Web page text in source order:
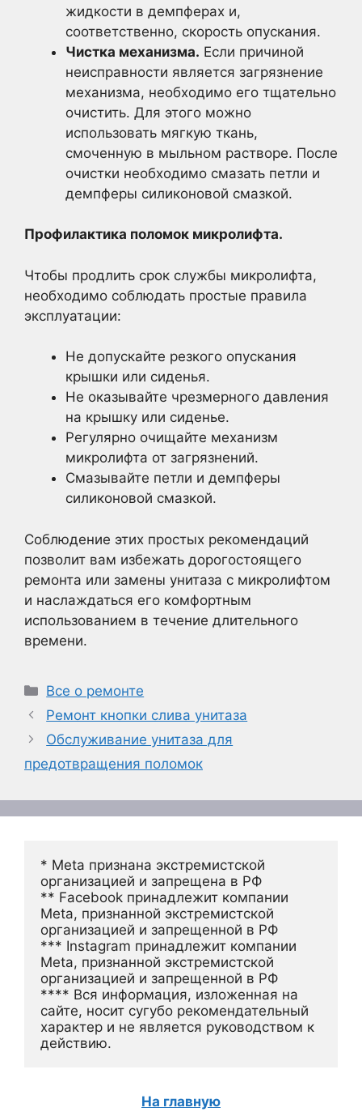
жидкости в демпферах и,
соответственно, скорость опускания.
Чистка механизма. Если причиной
неисправности является загрязнение
механизма, необходимо его тщательно
очистить. Для этого можно
использовать мягкую ткань,
смоченную в мыльном растворе. После
очистки необходимо смазать петли и
демпферы силиконовой смазкой.
Профилактика поломок микролифта.
Чтобы продлить срок службы микролифта,
необходимо соблюдать простые правила
эксплуатации:
Не допускайте резкого опускания
крышки или сиденья.
Не оказывайте чрезмерного давления
на крышку или сиденье.
Регулярно очищайте механизм
микролифта от загрязнений.
Смазывайте петли и демпферы
силиконовой смазкой.
Соблюдение этих простых рекомендаций
позволит вам избежать дорогостоящего
ремонта или замены унитаза с микролифтом
и наслаждаться его комфортным
использованием в течение длительного
времени.
Рубрики
Все о ремонте
Ремонт кнопки слива унитаза
Обслуживание унитаза для
предотвращения поломок
* Meta признана экстремистской
организацией и запрещена в РФ
** Facebook принадлежит компании
Meta, признанной экстремистской
организацией и запрещенной в РФ
*** Instagram принадлежит компании
Meta, признанной экстремистской
организацией и запрещенной в РФ
**** Вся информация, изложенная на
сайте, носит сугубо рекомендательный
характер и не является руководством к
действию.
На главную